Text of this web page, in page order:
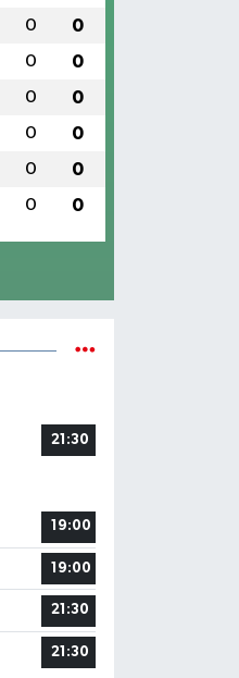
0 0
0 0
0 0
0 0
0 0
0 0
21:30
19:00
19:00
21:30
21:30